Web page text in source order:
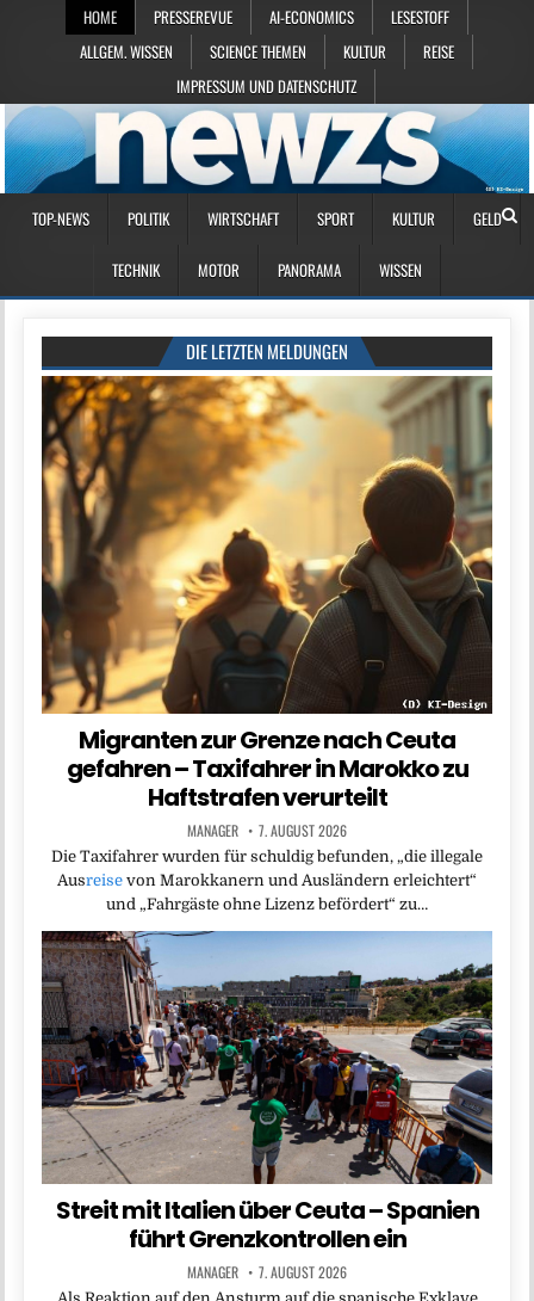
HOME PRESSEREVUE AI-ECONOMICS
LESESTOFF
ALLGEM. WISSEN
SCIENCE THEMEN KULTUR
REISE
IMPRESSUM UND DATENSCHUTZ
TOP-NEWS POLITIK WIRTSCHAFT SPORT KULTUR GELD
TECHNIK MOTOR PANORAMA WISSEN
DIE LETZTEN MELDUNGEN
Migranten zur Grenze nach Ceuta
gefahren – Taxifahrer in Marokko zu
Haftstrafen verurteilt
MANAGER 7. AUGUST 2026
Die Taxifahrer wurden für schuldig befunden, „die illegale
Ausreise von Marokkanern und Ausländern erleichtert“
und „Fahrgäste ohne Lizenz befördert“ zu…
Streit mit Italien über Ceuta – Spanien
führt Grenzkontrollen ein
MANAGER 7. AUGUST 2026